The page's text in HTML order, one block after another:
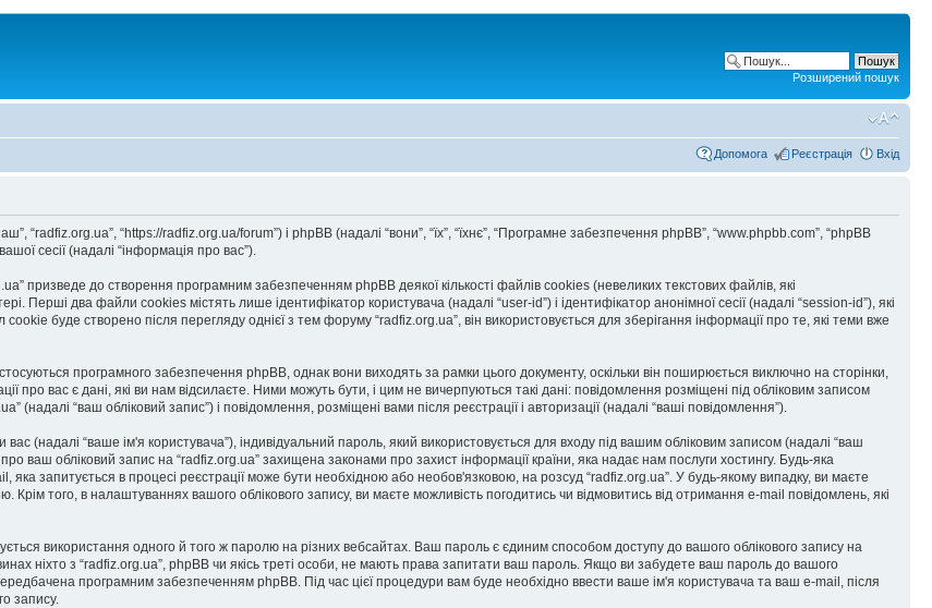
Розширений пошук
Допомога Реєстрація Вхід
“radfiz.org.ua”, “https://radfiz.org.ua/forum”) і phpBB (надалі “вони”, “їх”, “їхнє”, “Програмне забезпечення phpBB”, “www.phpbb.com”, “phpBB
сесії (надалі “інформація про вас”).
призведе до створення програмним забезпеченням phpBB деякої кількості файлів cookies (невеликих текстових файлів, які
два файли cookies містять лише ідентифікатор користувача (надалі “user-id”) і ідентифікатор анонімної сесії (надалі “session-id”), які
буде створено після перегляду однієї з тем форуму “radfiz.org.ua”, він використовується для зберігання інформації про те, які теми вже
програмного забезпечення phpBB, однак вони виходять за рамки цього документу, оскільки він поширюється виключно на сторінки,
вас є дані, які ви нам відсилаєте. Ними можуть бути, і цим не вичерпуються такі дані: повідомлення розміщені під обліковим записом
(надалі “ваш обліковий запис”) і повідомлення, розміщені вами після реєстрації і авторизації (надалі “ваші повідомлення”).
(надалі “ваше ім'я користувача”), індивідуальний пароль, який використовується для входу під вашим обліковим записом (надалі “ваш
ваш обліковий запис на “radfiz.org.ua” захищена законами про захист інформації країни, яка надає нам послуги хостингу. Будь-яка
запитується в процесі реєстрації може бути необхідною або необов'язковою, на розсуд “radfiz.org.ua”. У будь-якому випадку, ви маєте
того, в налаштуваннях вашого облікового запису, ви маєте можливість погодитись чи відмовитись від отримання e-mail повідомлень, які
використання одного й того ж паролю на різних вебсайтах. Ваш пароль є єдиним способом доступу до вашого облікового запису на
ніхто з “radfiz.org.ua”, phpBB чи якісь треті особи, не мають права запитати ваш пароль. Якщо ви забудете ваш пароль до вашого
програмним забезпеченням phpBB. Під час цієї процедури вам буде необхідно ввести ваше ім'я користувача та ваш e-mail, після
запису.